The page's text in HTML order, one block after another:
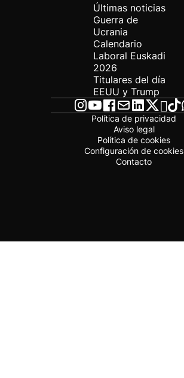
Últimas noticias
Guerra de
Ucrania
Calendario
Laboral Euskadi
2026
Titulares del día
EEUU y Trump
Política de privacidad
Aviso legal
Política de cookies
Configuración de cookies
Contacto